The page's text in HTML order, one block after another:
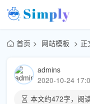
首页 网站模板 正
admins
2020-10-24
本文约472字，阅